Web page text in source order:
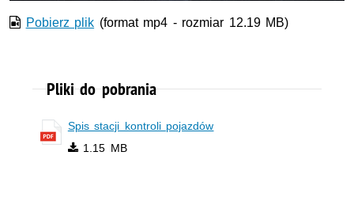
Pobierz plik (format mp4 - rozmiar 12.19 MB)
Pliki do pobrania
Spis stacji kontroli pojazdów
1.15 MB